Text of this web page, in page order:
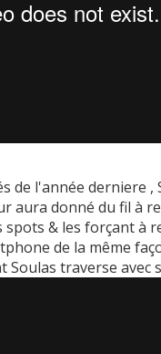
de l'année derniere
aura donné du fil à
& les forçant à
de la même
traverse avec